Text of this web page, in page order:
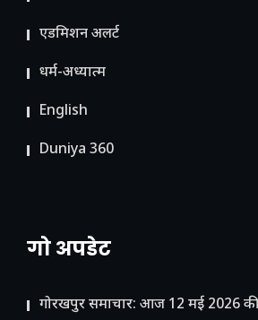
ए​डमिशन अलर्ट
धर्म-अध्यात्म
English
Duniya 360
गो अपडेट
गोरखपुर समाचार: आज 12 मई 2026 की